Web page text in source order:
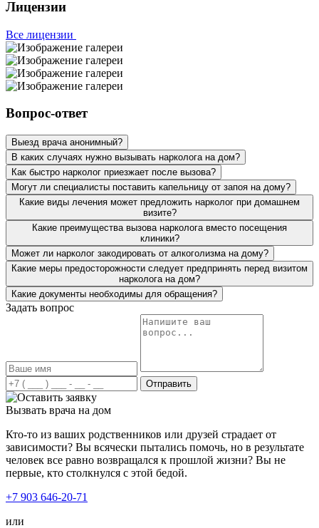
Вызывала службу нарколога на дом. Мой отец был в
долгом запое, началась одышка и головокружения. Я
незамедлительно вызвала врача. Спасибо наркологу,
который к нам выехал, качественно и быстро привел
отца в чувства, дал рекомендации. Будем надеяться на
долгосрочный результат, подумываем о прохождении
курса реабилитации.
Я не первый раз обращаюсь по вызову врача на дом.
Мне делали капельницу от запоя, потом я решилась и на
кодировку. Хочу отметить, что весь персонал очень
приветливый и чуткий. Всегда с пониманием подходят
к ситуации. Профессионализм, четкость действий, все
на высшем уровне. Спасибо за вашу работу!
Обращался для вызова нарколога на дом. Остались
очень довольны и ценой и результатом. Мать не могла
выйти из запоя. Приехавший врач провел диагностику
состояния, поставил капельницу для детоксикации
крови, оставил седативные и сосудистые лекарства на
Лицензии
Все лицензии
Вопрос-ответ
Выезд врача анонимный?
В каких случаях нужно вызывать нарколога на дом?
Как быстро нарколог приезжает после вызова?
Могут ли специалисты поставить капельницу от запоя на дому?
Какие виды лечения может предложить нарколог при домашнем
визите?
Какие преимущества вызова нарколога вместо посещения
клиники?
Может ли нарколог закодировать от алкоголизма на дому?
Какие меры предосторожности следует предпринять перед визитом
нарколога на дом?
Какие документы необходимы для обращения?
Задать вопрос
Отправить
Вызвать врача на дом
Кто-то из ваших родственников или друзей страдает от
зависимости? Вы всячески пытались помочь, но в результате
человек все равно возвращался к прошлой жизни? Вы не
первые, кто столкнулся с этой бедой.
+7 903 646-20-71
или